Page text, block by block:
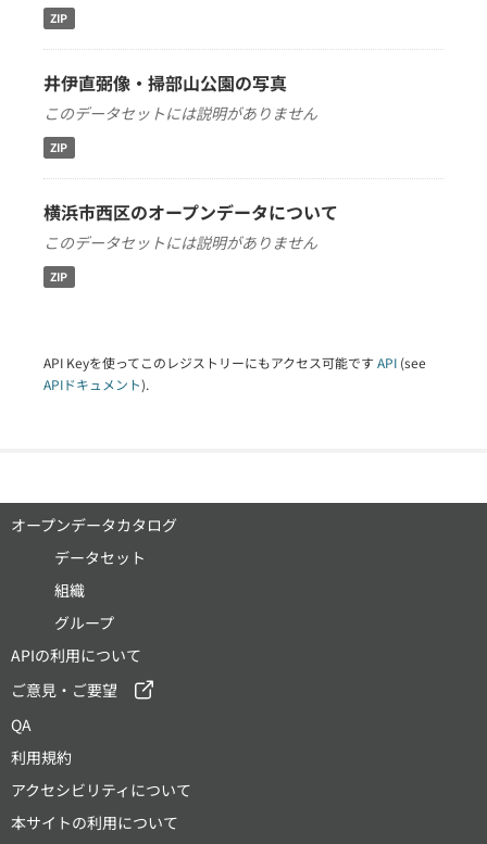
ZIP
井伊直弼像・掃部山公園の写真
このデータセットには説明がありません
ZIP
横浜市西区のオープンデータについて
このデータセットには説明がありません
ZIP
API Keyを使ってこのレジストリーにもアクセス可能です API (see
APIドキュメント).
オープンデータカタログ
データセット
組織
グループ
APIの利用について
ご意見・ご要望
QA
利用規約
アクセシビリティについて
本サイトの利用について